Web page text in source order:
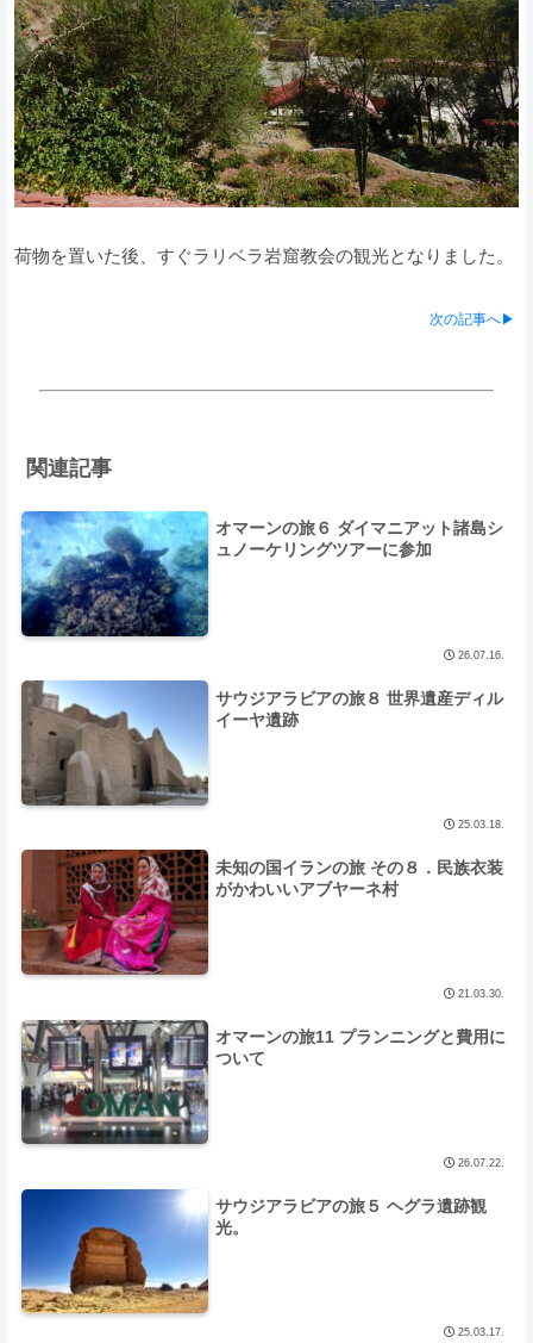
荷物を置いた後、すぐラリベラ岩窟教会の観光となりました。
次の記事へ▶
関連記事
オマーンの旅６ ダイマニアット諸島シ
ュノーケリングツアーに参加
26.07.16.
サウジアラビアの旅８ 世界遺産ディル
イーヤ遺跡
25.03.18.
未知の国イランの旅 その８．民族衣装
がかわいいアブヤーネ村
21.03.30.
オマーンの旅11 プランニングと費用に
ついて
26.07.22.
サウジアラビアの旅５ ヘグラ遺跡観
光。
25.03.17.